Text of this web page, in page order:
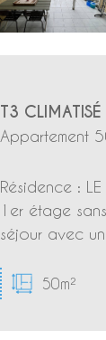
T3 CLIMATISÉ
Appartement
Résidence :
1er étage
séjour avec
50m²